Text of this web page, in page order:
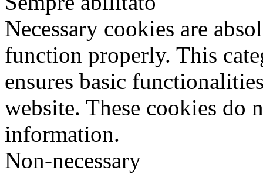
Necessary cookies are
function properly. This
ensures basic
website. These cookies do
information.
Non-necessary